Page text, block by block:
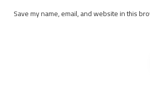
Save my name, email, and website in this